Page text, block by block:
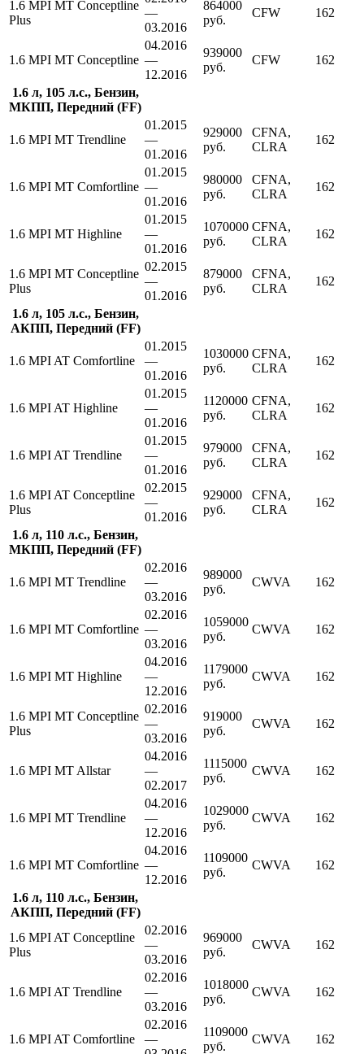
1.6 MPI MT Conceptline
Plus
—
03.2016
864000
руб.
CFW 162
1.6 MPI MT Conceptline
04.2016
—
12.2016
939000
руб.
CFW 162
1.6 л, 105 л.с., Бензин,
МКПП, Передний (FF)
1.6 MPI MT Trendline
01.2015
—
01.2016
929000
руб.
CFNA,
CLRA
162
1.6 MPI MT Comfortline
01.2015
—
01.2016
980000
руб.
CFNA,
CLRA
162
1.6 MPI MT Highline
01.2015
—
01.2016
1070000
руб.
CFNA,
CLRA
162
1.6 MPI MT Conceptline
Plus
02.2015
—
01.2016
879000
руб.
CFNA,
CLRA
162
1.6 л, 105 л.с., Бензин,
АКПП, Передний (FF)
1.6 MPI AT Comfortline
01.2015
—
01.2016
1030000
руб.
CFNA,
CLRA
162
1.6 MPI AT Highline
01.2015
—
01.2016
1120000
руб.
CFNA,
CLRA
162
1.6 MPI AT Trendline
01.2015
—
01.2016
979000
руб.
CFNA,
CLRA
162
1.6 MPI AT Conceptline
Plus
02.2015
—
01.2016
929000
руб.
CFNA,
CLRA
162
1.6 л, 110 л.с., Бензин,
МКПП, Передний (FF)
1.6 MPI MT Trendline
02.2016
—
03.2016
989000
руб.
CWVA 162
1.6 MPI MT Comfortline
02.2016
—
03.2016
1059000
руб.
CWVA 162
1.6 MPI MT Highline
04.2016
—
12.2016
1179000
руб.
CWVA 162
1.6 MPI MT Conceptline
Plus
02.2016
—
03.2016
919000
руб.
CWVA 162
1.6 MPI MT Allstar
04.2016
—
02.2017
1115000
руб.
CWVA 162
1.6 MPI MT Trendline
04.2016
—
12.2016
1029000
руб.
CWVA 162
1.6 MPI MT Comfortline
04.2016
—
12.2016
1109000
руб.
CWVA 162
1.6 л, 110 л.с., Бензин,
АКПП, Передний (FF)
1.6 MPI AT Conceptline
Plus
02.2016
—
03.2016
969000
руб.
CWVA 162
1.6 MPI AT Trendline
02.2016
—
03.2016
1018000
руб.
CWVA 162
1.6 MPI AT Comfortline
02.2016
—
1109000
руб.
CWVA 162